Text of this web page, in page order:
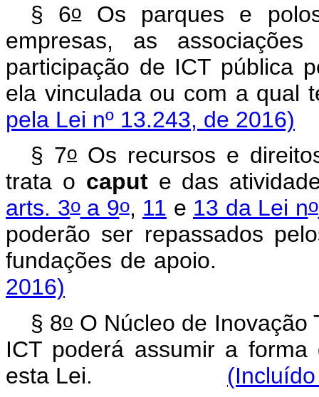
§ 6oOs parques e
empresas, as
participação de ICT pública
ela vinculada ou com
pela Lei nº 13.243, de 2016)
§ 7o Os recursos e
trata o capute das
arts. 3oa 9o, 11 e 13 da Lei no
poderão ser repassados
fundações de
2016)
§ 8oO Núcleo de Inovação
ICT poderá assumir a
esta Lei.